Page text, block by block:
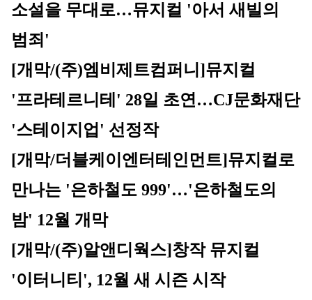
소설을 무대로…뮤지컬 '아서 새빌의
범죄'
[개막/(주)엠비제트컴퍼니]뮤지컬
'프라테르니테' 28일 초연…CJ문화재단
'스테이지업' 선정작
[개막/더블케이엔터테인먼트]뮤지컬로
만나는 '은하철도 999'…'은하철도의
밤' 12월 개막
[개막/(주)알앤디웍스]창작 뮤지컬
'이터니티', 12월 새 시즌 시작